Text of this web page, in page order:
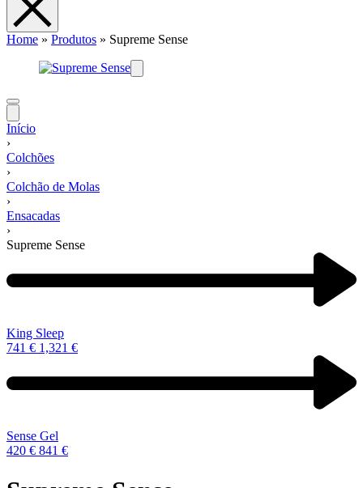
Home » Produtos » Supreme Sense
Início
›
Colchões
›
Colchão de Molas
›
Ensacadas
›
Supreme Sense
de
produtos
product:
King Sleep
741 € 1,321 €
product:
Sense Gel
420 € 841 €